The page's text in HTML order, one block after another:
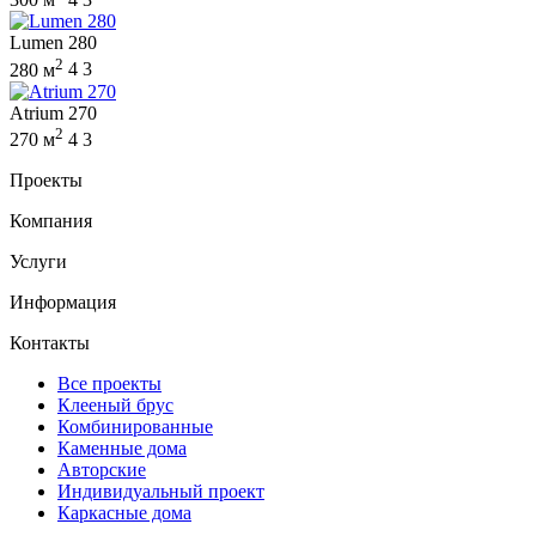
Lumen 280
280 м2 4 3
Atrium 270
270 м2 4 3
Проекты
Компания
Услуги
Информация
Контакты
Все проекты
Клееный брус
Комбинированные
Каменные дома
Авторские
Индивидуальный проект
Каркасные дома